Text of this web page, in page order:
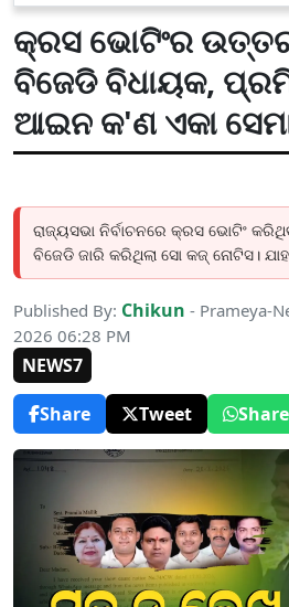
କ୍ରସ ଭୋଟିଂର
ବିଜେଡି ବିଧାୟକ,
ଆଇନ କ'ଣ ଏକା
ରାଜ୍ୟସଭା ନିର୍ବାଚନରେ କ୍ରସ ଭୋଟିଂ
ବିଜେଡି ଜାରି କରିଥିଲା ସୋ କଜ୍ ନୋଟିସ।
Published By: Chikun - Prameya-
2026 06:28 PM
NEWS7
Share
Tweet Share